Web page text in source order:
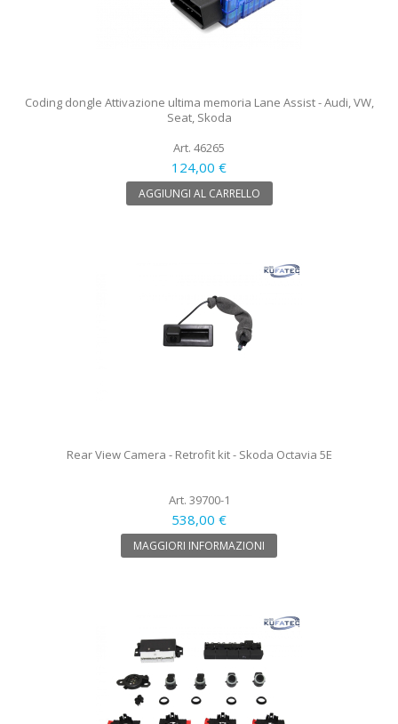
Coding dongle Attivazione ultima memoria Lane Assist - Audi, VW,
Seat, Skoda
Art. 46265
124,00 €
AGGIUNGI AL CARRELLO
Rear View Camera - Retrofit kit - Skoda Octavia 5E
Art. 39700-1
538,00 €
MAGGIORI INFORMAZIONI